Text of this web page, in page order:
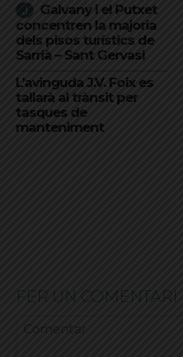
Galvany i el Putxet
concentren la majoria
dels pisos turístics de
Sarrià – Sant Gervasi
L’avinguda J.V. Foix es
tallarà al trànsit per
tasques de
manteniment
FER UN COMENTARI